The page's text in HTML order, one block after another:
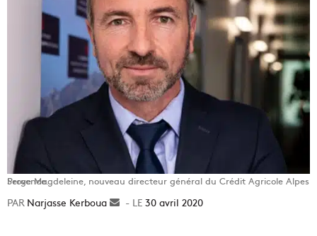
Serge Magdeleine, nouveau directeur général du Crédit Agricole Alpes Provence.
Narjasse Kerboua
Envoyer30 avril 2020